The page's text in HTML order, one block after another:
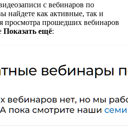
с вебинаров по
найдете как активные, так и
прошедших вебинаров
Показать ещё: